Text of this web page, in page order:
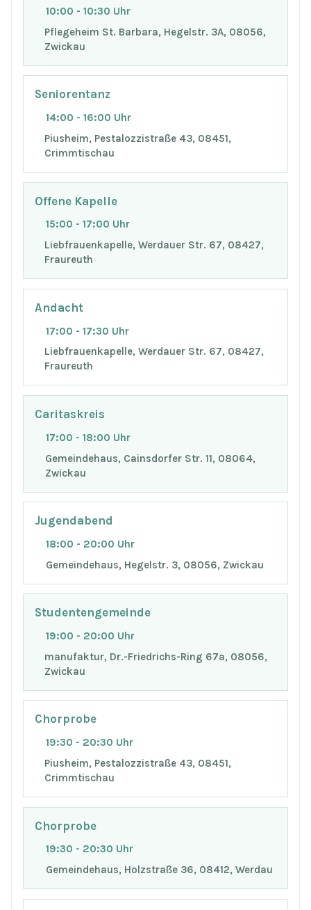
10:00 - 10:30 Uhr
Pflegeheim St. Barbara, Hegelstr. 3A, 08056,
Zwickau
Seniorentanz
14:00 - 16:00 Uhr
Piusheim, Pestalozzistraße 43, 08451,
Crimmtischau
Offene Kapelle
15:00 - 17:00 Uhr
Liebfrauenkapelle, Werdauer Str. 67, 08427,
Fraureuth
Andacht
17:00 - 17:30 Uhr
Liebfrauenkapelle, Werdauer Str. 67, 08427,
Fraureuth
Caritaskreis
17:00 - 18:00 Uhr
Gemeindehaus, Cainsdorfer Str. 11, 08064,
Zwickau
Jugendabend
18:00 - 20:00 Uhr
Gemeindehaus, Hegelstr. 3, 08056, Zwickau
Studentengemeinde
19:00 - 20:00 Uhr
manufaktur, Dr.-Friedrichs-Ring 67a, 08056,
Zwickau
Chorprobe
19:30 - 20:30 Uhr
Piusheim, Pestalozzistraße 43, 08451,
Crimmtischau
Chorprobe
19:30 - 20:30 Uhr
Gemeindehaus, Holzstraße 36, 08412, Werdau